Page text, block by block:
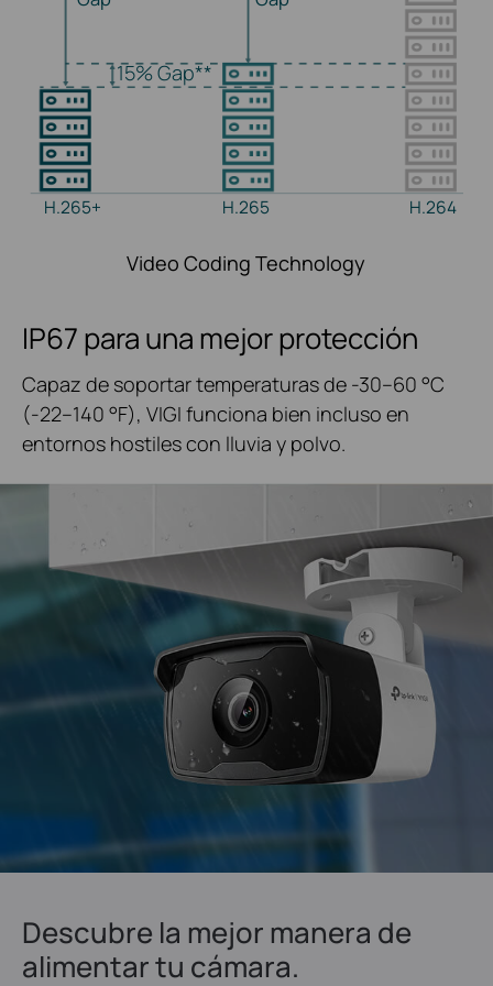
15%Gap**
H.265+ H.265 H.264
Video Coding Technology
IP67 para una mejor protección
Capaz de soportar temperaturas de -30–60 °C
(-22–140 °F), VIGI funciona bien incluso en
entornos hostilescon lluvia y polvo.
Descubre la mejor manera de
alimentar tu cámara.